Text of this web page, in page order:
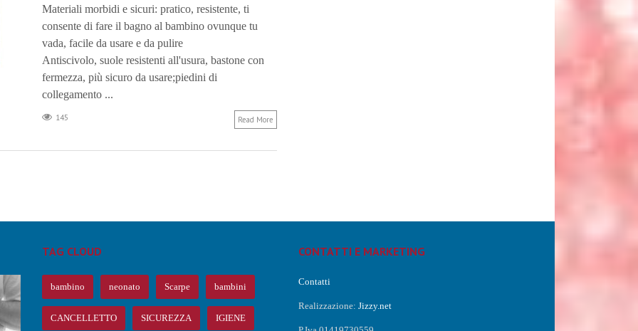
Materiali morbidi e sicuri: pratico, resistente, ti
consente di fare il bagno al bambino ovunque tu
vada, facile da usare e da pulire
Antiscivolo, suole resistenti all'usura, bastone con
fermezza, più sicuro da usare;piedini di
collegamento ...
145 Read More
TAG CLOUD
bambino neonato Scarpe bambini
CANCELLETTO SICUREZZA IGIENE
CONTATTI E MARKETING
Contatti
Realizzazione: Jizzy.net